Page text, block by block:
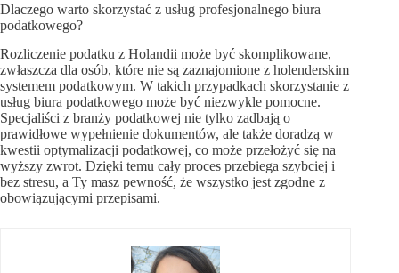
Dlaczego warto skorzystać z usług profesjonalnego biura
podatkowego?
Rozliczenie podatku z Holandii może być skomplikowane,
zwłaszcza dla osób, które nie są zaznajomione z holenderskim
systemem podatkowym. W takich przypadkach skorzystanie z
usług biura podatkowego może być niezwykle pomocne.
Specjaliści z branży podatkowej nie tylko zadbają o
prawidłowe wypełnienie dokumentów, ale także doradzą w
kwestii optymalizacji podatkowej, co może przełożyć się na
wyższy zwrot. Dzięki temu cały proces przebiega szybciej i
bez stresu, a Ty masz pewność, że wszystko jest zgodne z
obowiązującymi przepisami.